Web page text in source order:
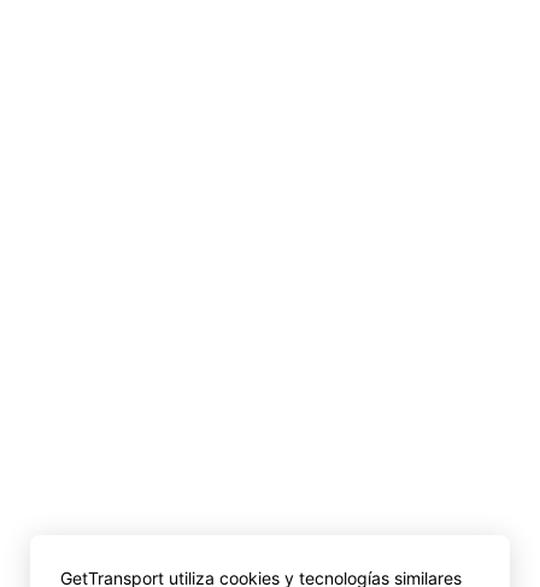
GetTransport utiliza cookies y tecnologías similares